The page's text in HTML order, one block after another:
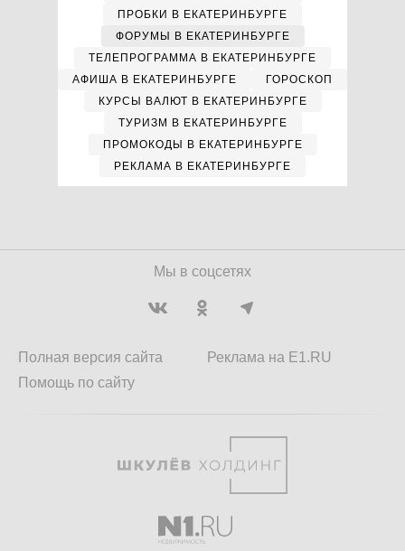
ПРОБКИ В ЕКАТЕРИНБУРГЕ
ФОРУМЫ В ЕКАТЕРИНБУРГЕ
ТЕЛЕПРОГРАММА В ЕКАТЕРИНБУРГЕ
АФИША В ЕКАТЕРИНБУРГЕ
ГОРОСКОП
КУРСЫ ВАЛЮТ В ЕКАТЕРИНБУРГЕ
ТУРИЗМ В ЕКАТЕРИНБУРГЕ
ПРОМОКОДЫ В ЕКАТЕРИНБУРГЕ
РЕКЛАМА В ЕКАТЕРИНБУРГЕ
Мы в соцсетях
Полная версия сайта
Помощь по сайту
Реклама на E1.RU